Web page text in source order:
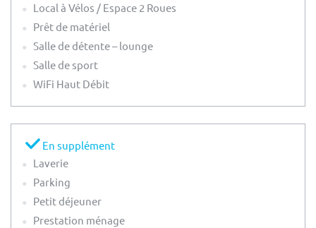
Local à Vélos / Espace 2 Roues
Prêt de matériel
Salle de détente – lounge
Salle de sport
WiFi Haut Débit
En supplément
Laverie
Parking
Petit déjeuner
Prestation ménage